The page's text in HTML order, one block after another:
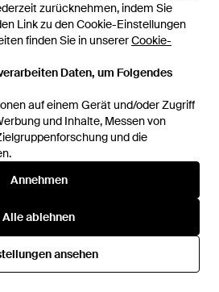
zurücknehmen, indem Sie
Link zu den Cookie-Einstellungen
finden Sie in unsererCookie-
Daten, um Folgendes
auf einem Gerät und/oder Zugriff
und Inhalte, Messen von
und die
Annehmen
Alle ablehnen
ansehen
zurücknehmen, indem Sie
Link zu den Cookie-Einstellungen
finden Sie in unsererCookie-
Daten, um Folgendes
auf einem Gerät und/oder Zugriff
und Inhalte, Messen von
und die
Annehmen
Alle ablehnen
ansehen
ZEGNA
Von